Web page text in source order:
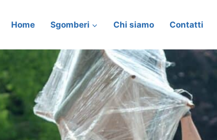
Home Sgomberi Chi siamo Contatti